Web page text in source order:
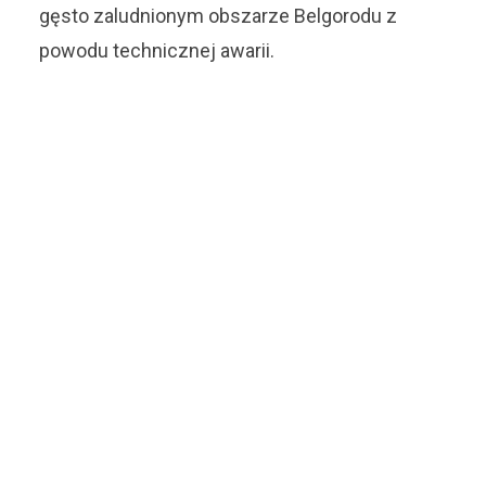
gęsto zaludnionym obszarze Belgorodu z
powodu technicznej awarii.